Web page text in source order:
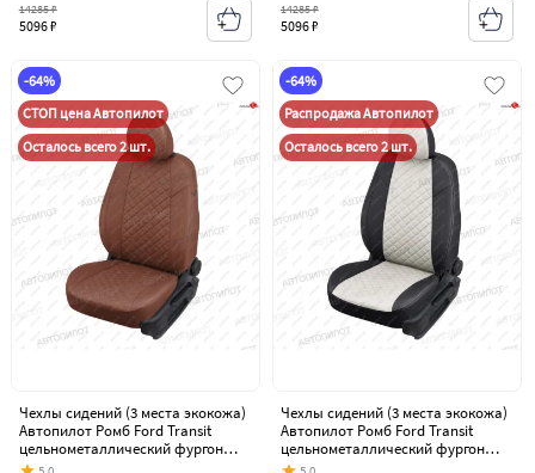
5096 ₽
14285 ₽
5096 ₽
14285 ₽
-64%
СТОП цена Автопилот
Осталось всего 2 шт.
Чехлы сидений (3 места экокожа)
Автопилот Ромб Ford Transit
цельнометаллический фургон
(2006-2014)
-64%
Распродажа Автопилот
Осталось всего 2 шт.
Чехлы сидений (3 места экокожа)
Автопилот Ромб Ford Transit
цельнометаллический фургон
(2006-2014)